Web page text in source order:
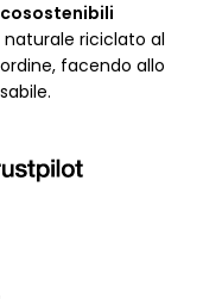
riciclato al
facendo allo